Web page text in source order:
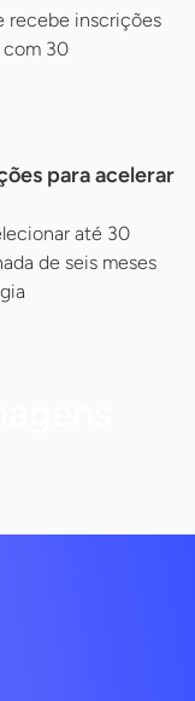
recebe inscrições
com 30
para acelerar
até 30
de seis meses